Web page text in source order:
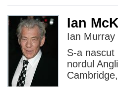
Ian
Ian Murray
S-a nascut
nordul